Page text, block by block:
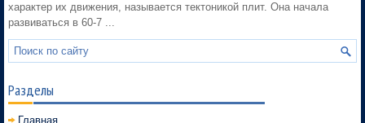
характер их движения, называется тектоникой плит. Она начала
развиваться в 60-7 ...
Разделы
Главная